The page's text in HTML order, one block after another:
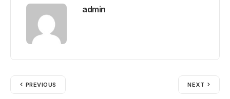
admin
PREVIOUS NEXT